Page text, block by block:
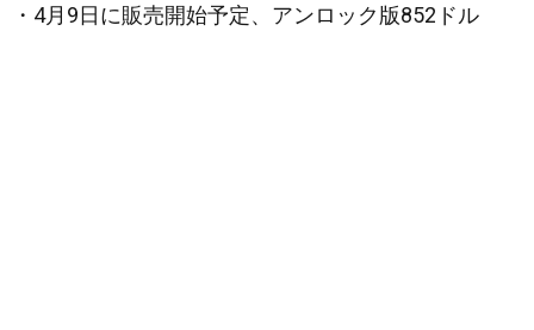
・4月9日に販売開始予定、アンロック版852ドル